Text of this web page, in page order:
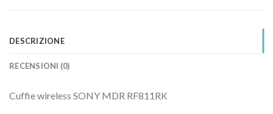
DESCRIZIONE
RECENSIONI (0)
Cuffie wireless SONY MDR RF811RK